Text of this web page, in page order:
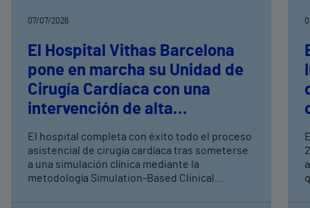
07/07/2026
El Hospital Vithas Barcelona
pone en marcha su Unidad de
Cirugía Cardíaca con una
intervención de alta
complejidad
El hospital completa con éxito todo el proceso
asistencial de cirugía cardíaca tras someterse
a una simulación clínica mediante la
metodología Simulation-Based Clinical